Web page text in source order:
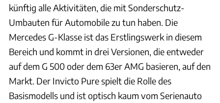
künftig alle Aktivitäten, die mit Sonderschutz-
Umbauten für Automobile zu tun haben. Die
Mercedes G-Klasse ist das Erstlingswerk in diesem
Bereich und kommt in drei Versionen, die entweder
auf dem G 500 oder dem 63er AMG basieren, auf den
Markt. Der Invicto Pure spielt die Rolle des
Basismodells und ist optisch kaum vom Serienauto